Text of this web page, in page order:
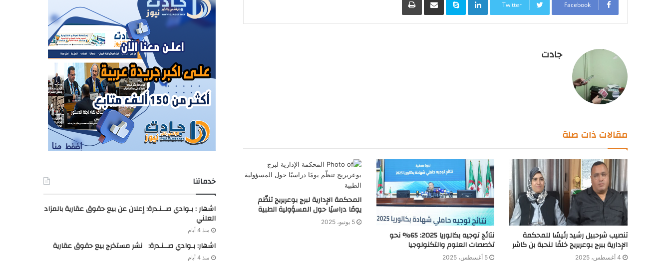
Facebook
Twitter
جادت
مقالات ذات صلة
تنصيب شرحبيل رشيد رئيسًا للمحكمة
الإدارية ببرج بوعريريج خلفًا لنحبة بن كاشر
4 أغسطس، 2025
نتائج توجيه بكالوريا 2025: 65% نحو
تخصصات العلوم والتكنولوجيا
5 أغسطس، 2025
المحكمة الإدارية لبرج بوعريريج تنظّم
يومًا دراسيًا حول المسؤولية الطبية
5 يونيو، 2025
خدماتنا
اشهار : بـوادي صــنـدرة: إعلان عن بيع حقوق عقارية بالمزاد
العلني
منذ 4 أيام
اشهار: بـوادي صــنـدرة: نشر مستخرج بيع حقوق عقارية
منذ 4 أيام